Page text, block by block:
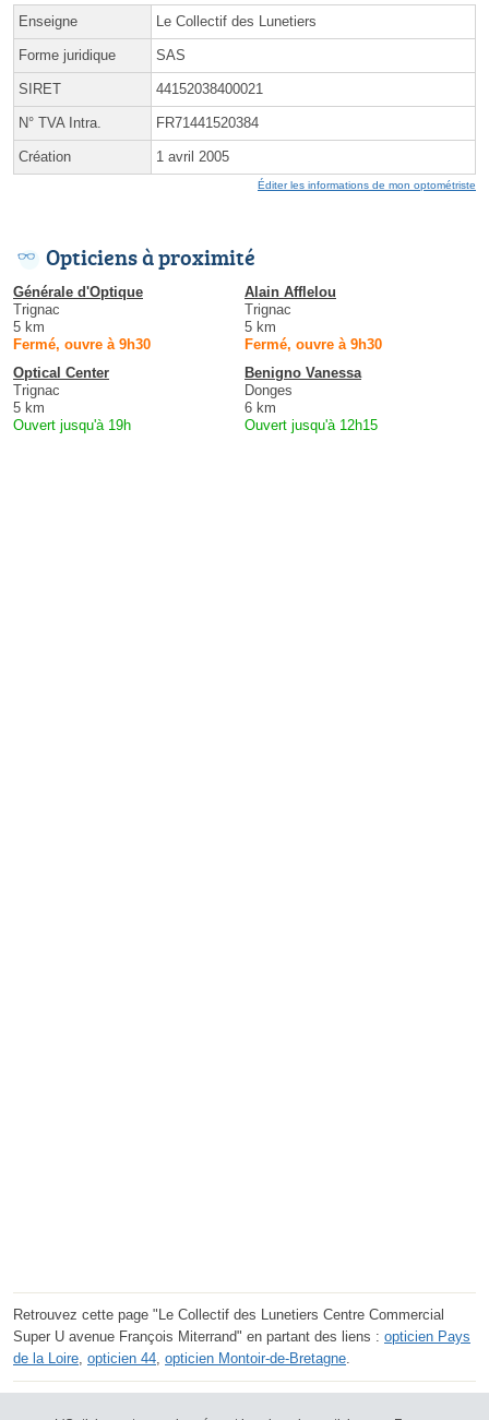
Enseigne Le Collectif des Lunetiers
Forme juridique SAS
SIRET 44152038400021
N° TVA Intra. FR71441520384
Création 1 avril 2005
Éditer les informations de mon optométriste
Opticiens à proximité
Générale d'Optique
Trignac
5 km
Fermé, ouvre à 9h30
Alain Afflelou
Trignac
5 km
Fermé, ouvre à 9h30
Optical Center
Trignac
5 km
Ouvert jusqu'à 19h
Benigno Vanessa
Donges
6 km
Ouvert jusqu'à 12h15
Retrouvez cette page "Le Collectif des Lunetiers Centre Commercial
Super U avenue François Miterrand" en partant des liens : opticien Pays
de la Loire opticien 44 opticien Montoir-de-Bretagne